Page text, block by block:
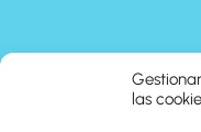
las